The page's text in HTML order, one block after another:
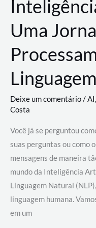
Uma
Deixe um comentário/AI,
Costa
Você já se perguntou
suas perguntas ou como
mensagens de maneira
mundo da Inteligência
Linguagem Natural
linguagem humana.
em um